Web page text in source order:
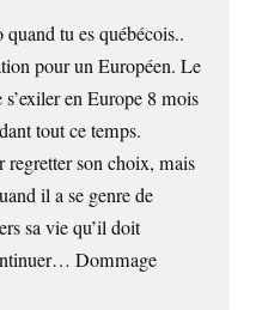
tu es québécois..
pour un Européen. Le
en Europe 8 mois
tout ce temps.
regretter son choix, mais
il a se genre de
sa vie qu’il doit
Dommage